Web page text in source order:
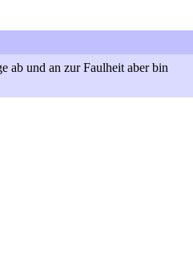
ab und an zur Faulheit aber bin